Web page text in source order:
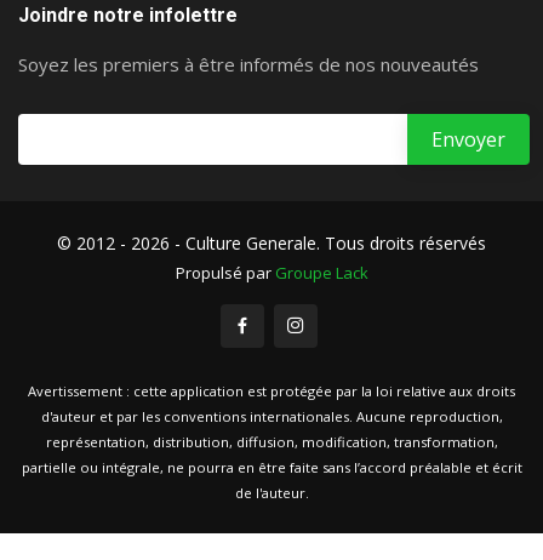
Joindre notre infolettre
Soyez les premiers à être informés de nos nouveautés
© 2012 - 2026 - Culture Generale. Tous droits réservés
Propulsé par Groupe Lack
Avertissement : cette application est protégée par la loi relative aux droits
d'auteur et par les conventions internationales. Aucune reproduction,
représentation, distribution, diffusion, modification, transformation,
partielle ou intégrale, ne pourra en être faite sans l’accord préalable et écrit
de l'auteur.